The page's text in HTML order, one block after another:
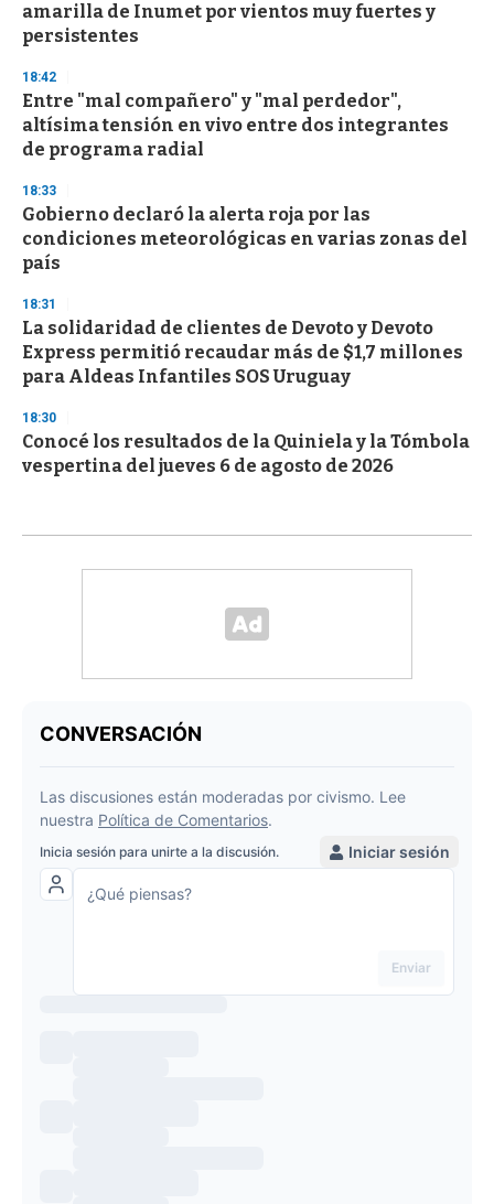
amarilla de Inumet por vientos muy fuertes y
persistentes
18:42
Entre "mal compañero" y "mal perdedor",
altísima tensión en vivo entre dos integrantes
de programa radial
18:33
Gobierno declaró la alerta roja por las
condiciones meteorológicas en varias zonas del
país
18:31
La solidaridad de clientes de Devoto y Devoto
Express permitió recaudar más de $1,7 millones
para Aldeas Infantiles SOS Uruguay
18:30
Conocé los resultados de la Quiniela y la Tómbola
vespertina del jueves 6 de agosto de 2026